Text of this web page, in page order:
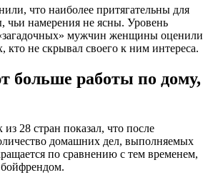
что наиболее притягательны для
намерения не ясны. Уровень
мужчин женщины оценили
кто не скрывал своего к ним интереса.
больше работы по дому,
28 стран показал, что после
домашних дел, выполняемых
по сравнению с тем временем,